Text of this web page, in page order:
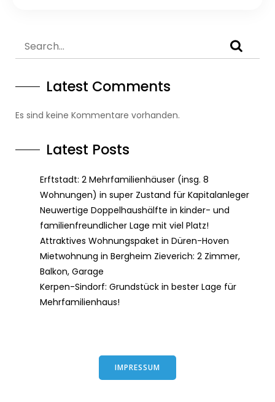
Latest Comments
Es sind keine Kommentare vorhanden.
Latest Posts
Erftstadt: 2 Mehrfamilienhäuser (insg. 8
Wohnungen) in super Zustand für Kapitalanleger
Neuwertige Doppelhaushälfte in kinder- und
familienfreundlicher Lage mit viel Platz!
Attraktives Wohnungspaket in Düren-Hoven
Mietwohnung in Bergheim Zieverich: 2 Zimmer,
Balkon, Garage
Kerpen-Sindorf: Grundstück in bester Lage für
Mehrfamilienhaus!
IMPRESSUM